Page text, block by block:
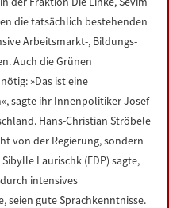
die tatsächlich bestehenden
Arbeitsmarkt-, Bildungs-
Auch die Grünen
»Das ist eine
sagte ihr Innenpolitiker Josef
Hans-Christian Ströbele
von der Regierung, sondern
Laurischk (FDP) sagte,
intensives
seien gute Sprachkenntnisse.